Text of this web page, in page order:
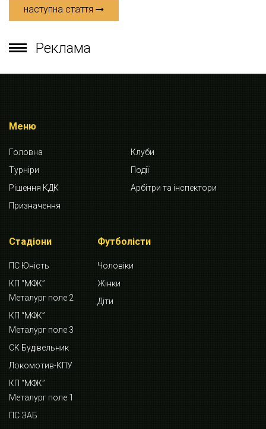
наступна стаття
Реклама
Меню
Головна
Клуби
Турніри
Події
Рішення КДК
Арбітри та інспектори
Призначення
Стадіони
ПС Юність
КП “МФК”
Металург поле 2
КП “МФК”
Металург поле 3
СК Будівельник
Локомотив-КПУ
КП “МФК”
Металург поле 1
ПС ЗАБ
Футболісти
Чоловіки
Жінки
Діти